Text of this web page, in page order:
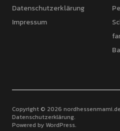
Datenschutzerklärung
Impressum
Copyright © 2026 nordhessenmami.de
Datenschutzerklärung
Powered by WordPress